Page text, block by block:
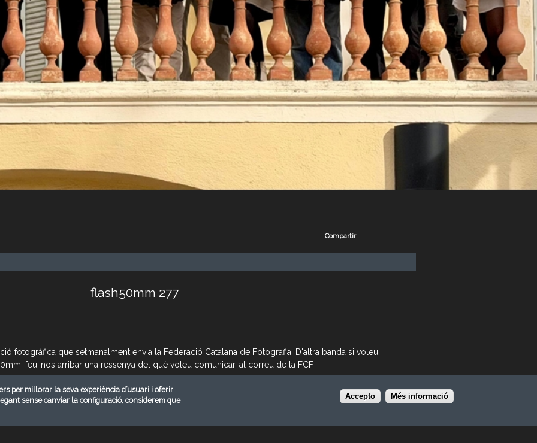
Compartir
flash50mm 277
fotogràfica que setmanalment envia la Federació Catalana de Fotografia. D'altra banda si voleu
feu-nos arribar una ressenya del què voleu comunicar, al correu de la FCF
per millorar la seva experiència d’usuari i oferir
sense canviar la configuració, considerem que
Accepto Més informació